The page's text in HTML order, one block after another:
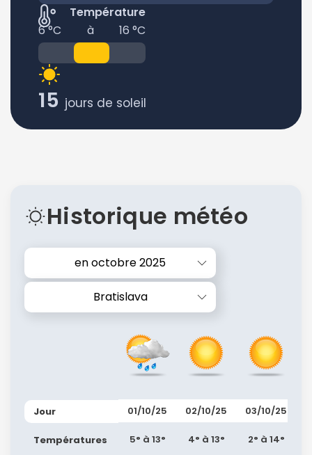
Température
6 °C
à 16 °C
15 jours de soleil
Historique météo
en octobre 2025
Bratislava
Jour
Températures
01/10/25
5° à 13°
02/10/25
4° à 13°
03/10/25
2° à 14°